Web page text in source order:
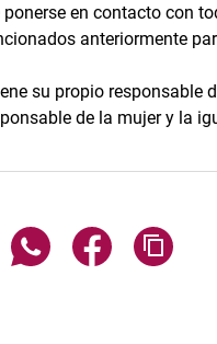
ponerse en contacto con
anteriormente
su propio responsable
de la mujer y la
Share page via email
Share page via
Share page